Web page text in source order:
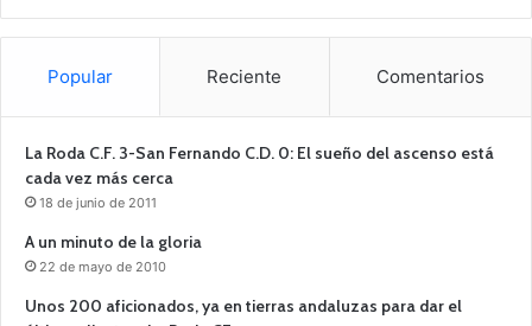
Popular Reciente Comentarios
La Roda C.F. 3-San Fernando C.D. 0: El sueño del ascenso está
cada vez más cerca
18 de junio de 2011
A un minuto de la gloria
22 de mayo de 2010
Unos 200 aficionados, ya en tierras andaluzas para dar el